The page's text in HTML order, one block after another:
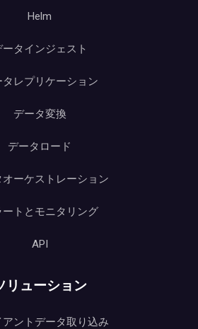
Helm
ータインジェスト
タレプリケーション
データ変換
データロード
オーケストレーション
ートとモニタリング
API
リューション
アントデータ取り込み